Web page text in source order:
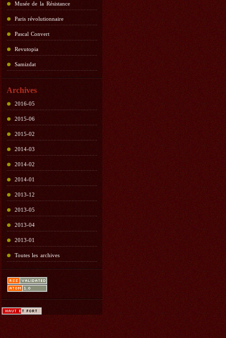
Musée de la Résistance
Paris révolutionnaire
Pascal Convert
Revutopia
Samizdat
Archives
2016-05
2015-06
2015-02
2014-03
2014-02
2014-01
2013-12
2013-05
2013-04
2013-01
Toutes les archives